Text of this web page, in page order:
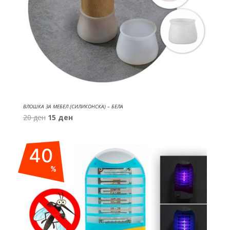
ВЛОШКА ЗА МЕБЕЛ (СИЛИКОНСКА) – БЕЛА
20ден Original
was:
20 ден.
15 денCurrent
15 ден.
40
%